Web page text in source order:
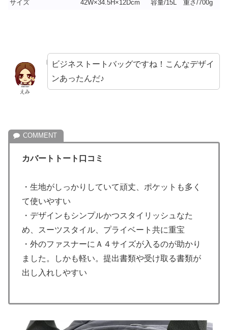
サイズ 42W×34.5H×12Dcm 容量/15L 重さ/700g
えみ
ビジネストートバッグですね！こんなデザイ
ンあったんだ♪
カバートトート口コミ
・生地がしっかりしていて頑丈、ポケットも多く
て使いやすい
・デザインもシンプルかつスタイリッシュなた
め、スーツスタイル、プライベート共に重宝
・外のファスナーにＡ４サイズが入るのが助かり
ました。しかも軽い。提出書類や受け取る書類が
出し入れしやすい